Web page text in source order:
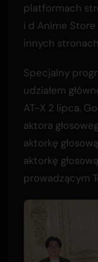
platformach
i d Anime
innych
Specjalny
udziałem
AT-X 2 lipca.
aktora
aktorkę
aktorkę
prowadzącym